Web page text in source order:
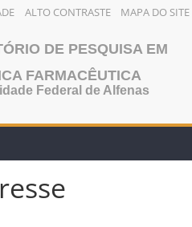
ALTO CONTRASTE MAPA DO SITE
DE PESQUISA EM
FARMACÊUTICA
Federal de Alfenas